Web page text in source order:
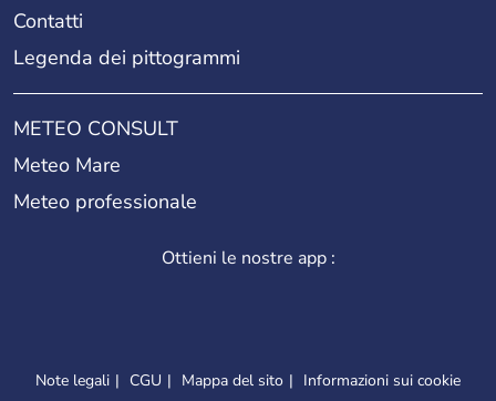
Contatti
Legenda dei pittogrammi
METEO CONSULT
Meteo Mare
Meteo professionale
Ottieni le nostre app :
Note legali CGU Mappa del sito Informazioni sui cookie